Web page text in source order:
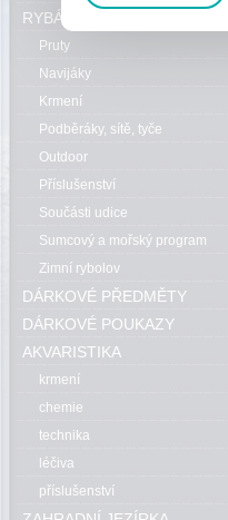
RYBÁŘSKÝ SORTIMENT
Pruty
Navijáky
Krmení
Podběráky, sítě, tyče
Outdoor
Příslušenství
Součásti udice
Sumcový a mořský program
Zimní rybolov
DÁRKOVÉ PŘEDMĚTY
DÁRKOVÉ POUKAZY
AKVARISTIKA
krmení
chemie
technika
léčiva
příslušenství